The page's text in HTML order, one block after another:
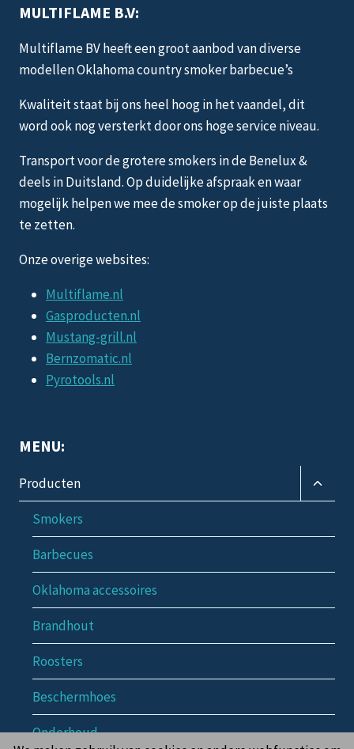
MULTIFLAME B.V:
Multiflame BV heeft een groot aanbod van diverse
modellen Oklahoma country smoker barbecue’s
Kwaliteit staat bij ons heel hoog in het vaandel, dit
word ook nog versterkt door ons hoge service niveau.
Transport voor de grotere smokers in de Benelux &
deels in Duitsland. Op duidelijke afspraak en waar
mogelijk helpen we mee de smoker op de juiste plaats
te zetten.
Onze overige websites:
Multiflame.nl
Gasproducten.nl
Mustang-grill.nl
Bernzomatic.nl
Pyrotools.nl
MENU:
Producten
Toggle
Smokers
Barbecues
Oklahoma accessoires
Brandhout
Roosters
Beschermhoes
Onderhoud